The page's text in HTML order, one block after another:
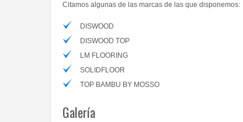
Citamos algunas de las marcas de las que disponemos:
DISWOOD
DISWOOD TOP
LM FLOORING
SOLIDFLOOR
TOP BAMBU BY MOSSO
Galería